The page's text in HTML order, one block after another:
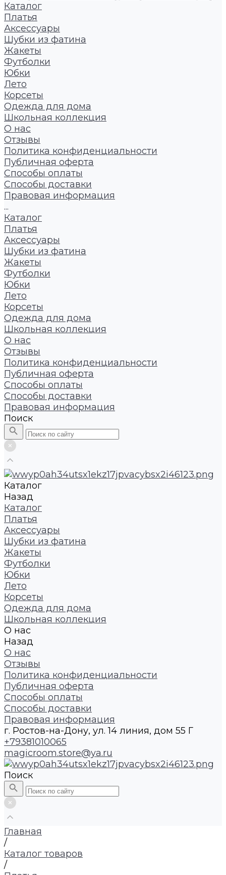
Каталог
Платья
Аксессуары
Шубки из фатина
Жакеты
Футболки
Юбки
Лето
Корсеты
Одежда для дома
Школьная коллекция
О нас
Отзывы
Политика конфиденциальности
Публичная оферта
Способы оплаты
Способы доставки
Правовая информация
...
Каталог
Платья
Аксессуары
Шубки из фатина
Жакеты
Футболки
Юбки
Лето
Корсеты
Одежда для дома
Школьная коллекция
О нас
Отзывы
Политика конфиденциальности
Публичная оферта
Способы оплаты
Способы доставки
Правовая информация
Поиск
Каталог
Назад
Каталог
Платья
Аксессуары
Шубки из фатина
Жакеты
Футболки
Юбки
Лето
Корсеты
Одежда для дома
Школьная коллекция
О нас
Назад
О нас
Отзывы
Политика конфиденциальности
Публичная оферта
Способы оплаты
Способы доставки
Правовая информация
г. Ростов-на-Дону, ул. 14 линия, дом 55 Г
+79381010065
magicroom.store@ya.ru
Поиск
Главная
/
Каталог товаров
/